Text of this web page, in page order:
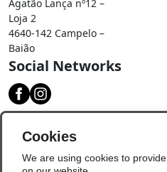
Agatão Lança nº12 –
Loja 2
4640-142 Campelo –
Baião
Social Networks
Cookies
We are using cookies to